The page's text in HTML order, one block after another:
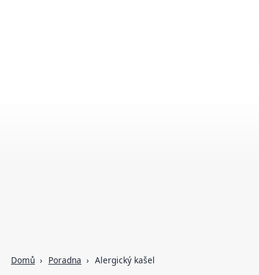
Domů Poradna Alergický kašel